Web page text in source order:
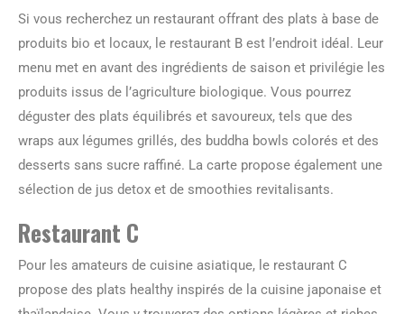
Si vous recherchez un restaurant offrant des plats à base de
produits bio et locaux, le restaurant B est l’endroit idéal. Leur
menu met en avant des ingrédients de saison et privilégie les
produits issus de l’agriculture biologique. Vous pourrez
déguster des plats équilibrés et savoureux, tels que des
wraps aux légumes grillés, des buddha bowls colorés et des
desserts sans sucre raffiné. La carte propose également une
sélection de jus detox et de smoothies revitalisants.
Restaurant C
Pour les amateurs de cuisine asiatique, le restaurant C
propose des plats healthy inspirés de la cuisine japonaise et